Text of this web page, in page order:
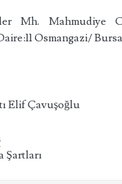
Mh. Mahmudiye
Osmangazi/ Bursa
Elif Çavuşoğlu
Şartları